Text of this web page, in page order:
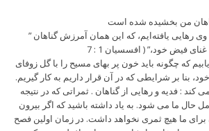
من بخشیده شده است
” در او، ما به ‌واسطۀ خون وی رهایی یافته‌ایم، که این همان آمرزش گناهان
فیض خود،” ( افسسیان 1 : 7
که چگونه باید خون پر بهای مسیح را با گل زوفای
بنا بر شرایطی که در آن قرار داریم به کار گیریم.
کند : فدیه و رهایی از گناهان . ثمراتی که در نتیجه
حال ما می شود. به یاد داشته باشید که اگر بیرون
ما هیچ ثمری نخواهد داشت. در زمان اولین فصح